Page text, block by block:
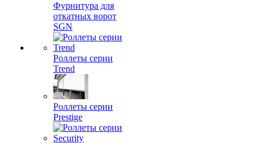
Фурнитура для
откатных ворот
SGN
Роллеты серии
Trend
Роллеты серии
Prestige